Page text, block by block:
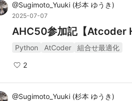
@Sugimoto_Yuuki (杉本 ゆうき)
2025-07-07
AHC50参加記【Atcoder
Python AtCoder 組合せ最適化
2
@Sugimoto_Yuuki (杉本 ゆうき)